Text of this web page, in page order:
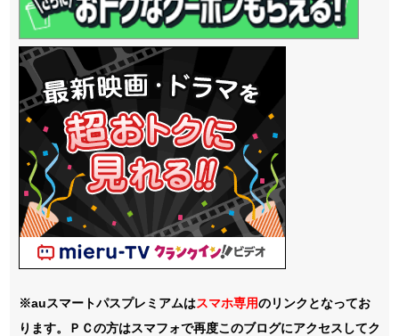
※auスマートパスプレミアムはスマホ専用のリンクとなってお
ります。ＰＣの方はスマフォで再度このブログにアクセスしてク